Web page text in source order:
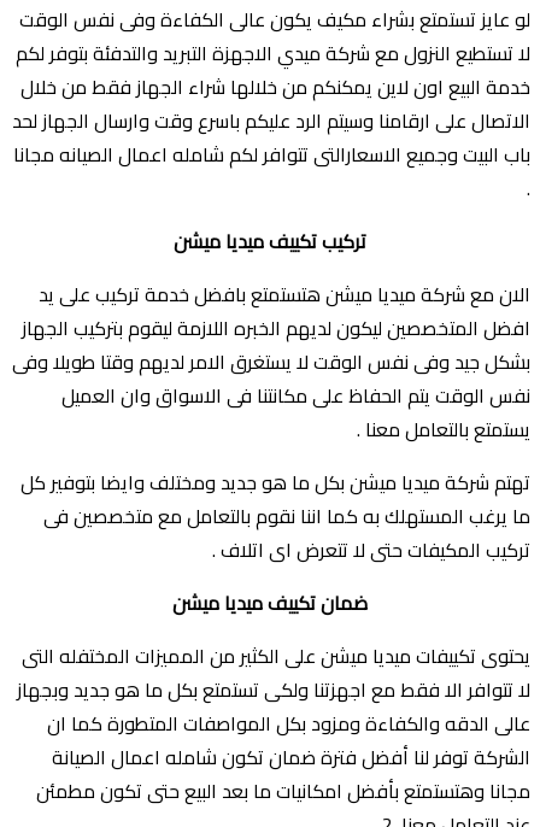
لو عايز تستمتع بشراء مكيف يكون عالى الكفاءة وفى نفس الوقت
لا تستطيع النزول مع شركة ميدي الاجهزة التبريد والتدفئة بتوفر لكم
خدمة البيع اون لاين يمكنكم من خلالها شراء الجهاز فقط من خلال
الاتصال على ارقامنا وسيتم الرد عليكم باسرع وقت وارسال الجهاز لحد
باب البيت وجميع الاسعارالتى تتوافر لكم شامله اعمال الصيانه مجانا
.
تركيب تكييف ميديا ميشن
الان مع شركة ميديا ميشن هتستمتع بافضل خدمة تركيب على يد
افضل المتخصصين ليكون لديهم الخبره اللازمة ليقوم بتركيب الجهاز
بشكل جيد وفى نفس الوقت لا يستغرق الامر لديهم وقتا طويلا وفى
نفس الوقت يتم الحفاظ على مكانتنا فى الاسواق وان العميل
يستمتع بالتعامل معنا .
تهتم شركة ميديا ميشن بكل ما هو جديد ومختلف وايضا بتوفير كل
ما يرغب المستهلك به كما اننا نقوم بالتعامل مع متخصصين فى
تركيب المكيفات حتى لا تتعرض اى اتلاف .
ضمان تكييف ميديا ميشن
يحتوى تكييفات ميديا ميشن على الكثير من المميزات المختفله التى
لا تتوافر الا فقط مع اجهزتنا ولكى تستمتع بكل ما هو جديد وبجهاز
عالى الدقه والكفاءة ومزود بكل المواصفات المتطورة كما ان
الشركة توفر لنا أفضل فترة ضمان تكون شامله اعمال الصيانة
مجانا وهتستمتع بأفضل امكانيات ما بعد البيع حتى تكون مطمئن